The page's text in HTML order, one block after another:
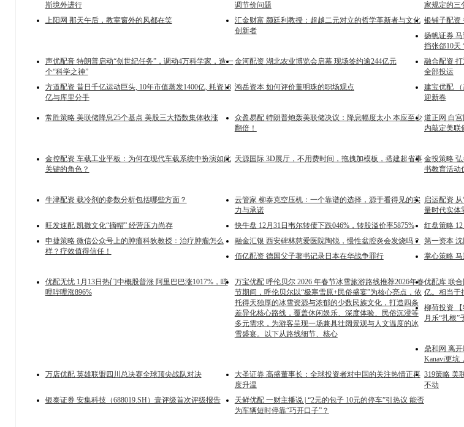
斯境外进行
调节价问题
家规定的三
上阳网 那天午后，教室窗外的风都在笑
汇金财富 颜廷利教授：超越二元对立的哲学革新者与文化
创新者
银铺子配资
扬帆证券
挡张郃10天
声优配音 特朗普启动“创世纪任务”，调动4万科学家，造一
个“科学之神”
金河配资 湖北农业博览会启幕 现场签约逾244亿元
融合配资
全部投运
方道配资 昔日千亿运动巨头, 10年市值蒸发1400亿, 耗资18
亿与库里分手
鸿岳资本 如何评价董明珠的职场观点
建宝优配
迎新春
常胜策略 美联储降息25个基点 美股三大指数集体收涨
众盈易配 特朗普炮轰美联储决议：降息幅度太小 本应至少
翻倍！
道正网 白
内敲定美联
金控配资 车载工业平板：为何在现代车载系统中扮演如此
关键的角色？
天源国际 3D展厅，不用费时间，拖拽加模板，搭建超省事 金投策略
书教育活动
牛津配资 载冷剂的参数分析包括哪些方面？
云管家 柳泰克空压机：一个靠谱的选择，源于看得见的实
力与承诺
启运配资
量时代实体
旺发速配 凯撒文化“摘帽” 经营压力尚存
快牛盘 12月31日韦尔转债下跌046%，转股溢价率5875% 红盘策略
申捷策略 微信公众号上的肿瘤科狄教授：治疗肿瘤怎么
样？疗效值得信任！
融金汇银 西安碑林慈爱医院陶锐，慢性盆腔炎会发烧吗？ 第一资本
佰亿配资 德国父子著书记录日本在华战争罪行
掌心策略
优配无忧 1月13日热门中概股普涨 阿里巴巴涨1017%，哔
哩哔哩涨896%
万宝优配 呼伦贝尔 2026 年春节冰雪旅游路线推荐2026年春
节期间，呼伦贝尔以“极寒雪原+民俗盛宴”为核心亮点，依
托得天独厚的冰雪资源与浓郁的少数民族文化，打造四条
差异化核心路线，覆盖休闲娱乐、深度体验、民俗沉浸等
多元需求，为游客呈现一场兼具壮阔景观与人文温度的冰
雪盛宴。以下从路线细节、核心
优配库 联
亿。相当于
柳荷投资
月乐“扎根”
鼎和网 离
Kanavi更坑
万店优配 英雄联盟四川总决赛全球顶尖战队对决
大圣证券 高盛董事长：全球投资者对中国的关注热情正再
度升温
319策略 美
不动
银泰证券 安集科技（688019.SH）壹评级首次评级报告
天鲜优配 一财主播说 | “2元的包子 10元的停车”引热议 能否
为车辆短时停靠“巧开口子”？